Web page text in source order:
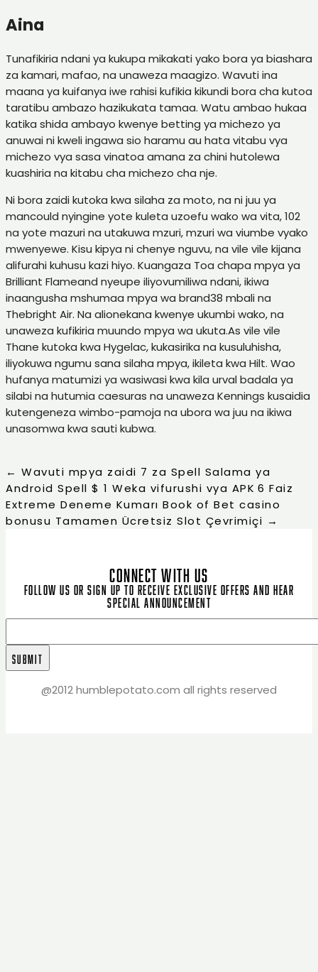
Aina
Tunafikiria ndani ya kukupa mikakati yako bora ya biashara
za kamari, mafao, na unaweza maagizo. Wavuti ina
maana ya kuifanya iwe rahisi kufikia kikundi bora cha kutoa
taratibu ambazo hazikukata tamaa. Watu ambao hukaa
katika shida ambayo kwenye betting ya michezo ya
anuwai ni kweli ingawa sio haramu au hata vitabu vya
michezo vya sasa vinatoa amana za chini hutolewa
kuashiria na kitabu cha michezo cha nje.
Ni bora zaidi kutoka kwa silaha za moto, na ni juu ya
mancould nyingine yote kuleta uzoefu wako wa vita, 102
na yote mazuri na utakuwa mzuri, mzuri wa viumbe vyako
mwenyewe. Kisu kipya ni chenye nguvu, na vile vile kijana
alifurahi kuhusu kazi hiyo. Kuangaza Toa chapa mpya ya
Brilliant Flameand nyeupe iliyovumiliwa ndani, ikiwa
inaangusha mshumaa mpya wa brand38 mbali na
Thebright Air. Na alionekana kwenye ukumbi wako, na
unaweza kufikiria muundo mpya wa ukuta.As vile vile
Thane kutoka kwa Hygelac, kukasirika na kusuluhisha,
iliyokuwa ngumu sana silaha mpya, ikileta kwa Hilt. Wao
hufanya matumizi ya wasiwasi kwa kila urval badala ya
silabi na hutumia caesuras na unaweza Kennings kusaidia
kutengeneza wimbo-pamoja na ubora wa juu na ikiwa
unasomwa kwa sauti kubwa.
← Wavuti mpya zaidi 7 za Spell Salama ya
Android Spell $ 1 Weka vifurushi vya APK 6 Faiz
Extreme Deneme Kumarı Book of Bet casino
bonusu Tamamen Ücretsiz Slot Çevrimiçi →
CONNECT WITH US
Follow us or sign up to receive exclusive offers and hear
special announcement
@2012 humblepotato.com all rights reserved